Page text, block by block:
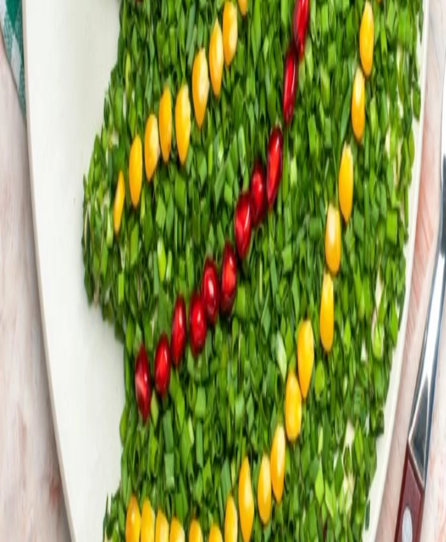
Diseño e innovación
El futuro de las enzimas en la biotecnología alimentaria: innovaciones y aplicaciones en productos veganos